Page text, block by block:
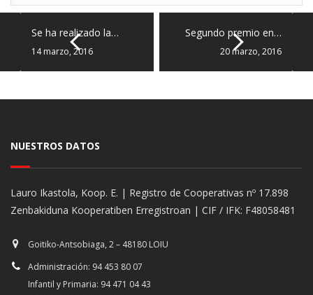
Se ha realizado la…
14 marzo, 2016
Segundo premio en…
20 marzo, 2016
NUESTROS DATOS
Lauro Ikastola, Koop. E. | Registro de Cooperativas nº 17.898
Zenbakiduna Kooperatiben Erregistroan | CIF / IFK: F48058481
Goitiko-Antsobiaga, 2 – 48180 LOIU
Administración: 94 453 80 07
Infantil y Primaria: 94 471 04 43